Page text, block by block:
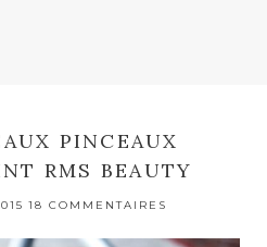
PINCEAUX
RMS BEAUTY
18 COMMENTAIRES